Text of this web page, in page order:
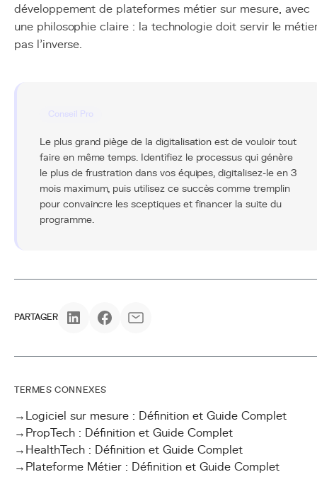
développement de plateformes métier sur mesure, avec
une philosophie claire : la technologie doit servir le
pas l'inverse.
Conseil Pro
Le plus grand piège de la digitalisation est de vouloir tout
faire en même temps. Identifiez le processus qui génère
le plus de frustration dans vos équipes, digitalisez-le en 3
mois maximum, puis utilisez ce succès comme tremplin
pour convaincre les sceptiques et financer la suite du
programme.
PARTAGER
TERMES CONNEXES
→ Logiciel sur mesure : Définition et Guide Complet
→ PropTech : Définition et Guide Complet
→ HealthTech : Définition et Guide Complet
→ Plateforme Métier : Définition et Guide Complet